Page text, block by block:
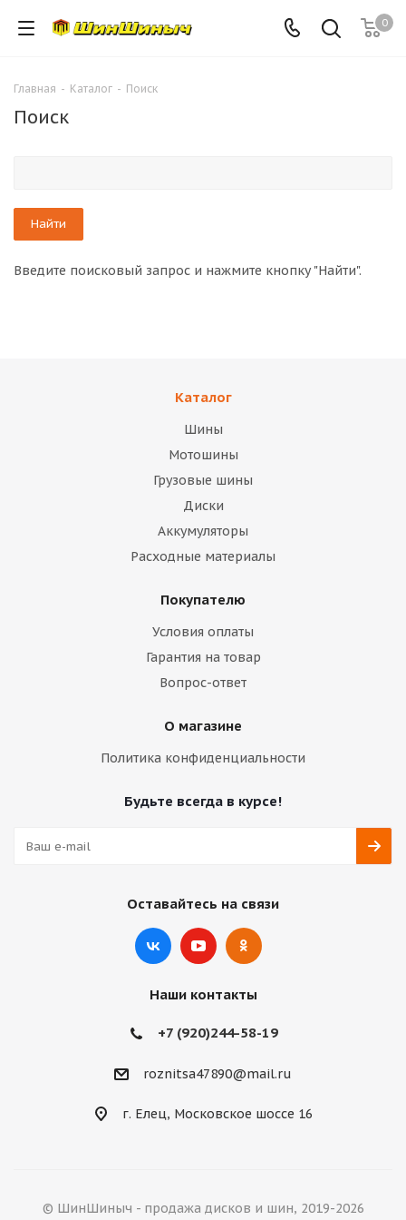
0
Главная - Каталог - Поиск
Поиск
Введите поисковый запрос и нажмите кнопку "Найти".
Каталог
Шины
Мотошины
Грузовые шины
Диски
Аккумуляторы
Расходные материалы
Покупателю
Условия оплаты
Гарантия на товар
Вопрос-ответ
О магазине
Политика конфиденциальности
Будьте всегда в курсе!
Оставайтесь на связи
Наши контакты
+7 (920)244-58-19
roznitsa47890@mail.ru
г. Елец, Московское шоссе 16
© ШинШиныч - продажа дисков и шин, 2019-2026